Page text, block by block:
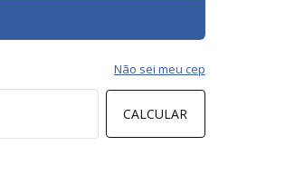
CALCULAR
Não sei meu cep